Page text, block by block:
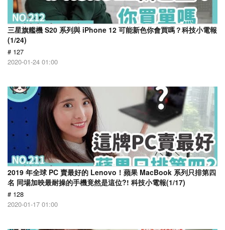
三星旗艦機 S20 系列與 iPhone 12 可能新色你會買嗎？科技小電報
(1/24)
# 127
2020-01-24 01:00
2019 年全球 PC 賣最好的 Lenovo！蘋果 MacBook 系列只排第四
名 同場加映最耐操的手機竟然是這位?! 科技小電報(1/17)
# 128
2020-01-17 01:00